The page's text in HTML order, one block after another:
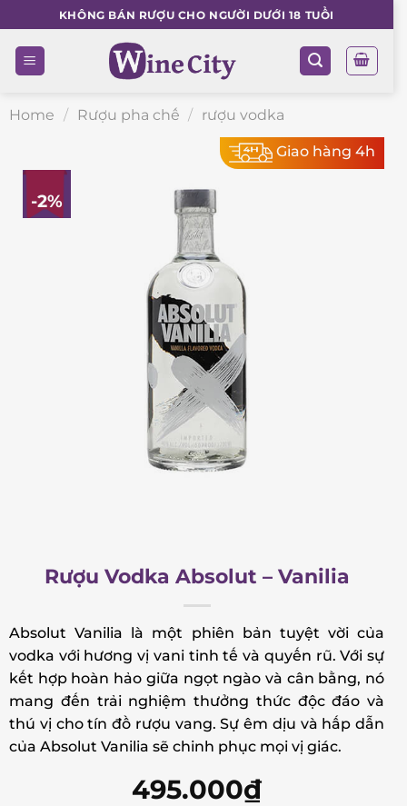
to
content
KHÔNG BÁN RƯỢU CHO NGƯỜI DƯỚI 18 TUỔI
Home / Rượu pha chế / rượu vodka
Giao hàng 4h
-2%
Rượu Vodka Absolut – Vanilia
Absolut Vanilia là một phiên bản tuyệt vời của
vodka với hương vị vani tinh tế và quyến rũ. Với sự
kết hợp hoàn hảo giữa ngọt ngào và cân bằng, nó
mang đến trải nghiệm thưởng thức độc đáo và
thú vị cho tín đồ rượu vang. Sự êm dịu và hấp dẫn
của Absolut Vanilia sẽ chinh phục mọi vị giác.
495.000₫